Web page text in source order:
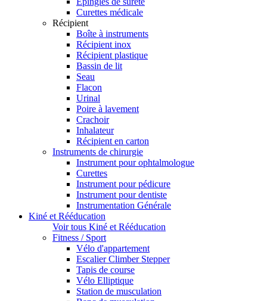
Curettes médicale
Récipient
Boîte à instruments
Récipient inox
Récipient plastique
Bassin de lit
Seau
Flacon
Urinal
Poire à lavement
Crachoir
Inhalateur
Récipient en carton
Instruments de chirurgie
Instrument pour ophtalmologue
Curettes
Instrument pour pédicure
Instrument pour dentiste
Instrumentation Générale
Kiné et Rééducation
Voir tous Kiné et Rééducation
Fitness / Sport
Vélo d'appartement
Escalier Climber Stepper
Tapis de course
Vélo Elliptique
Station de musculation